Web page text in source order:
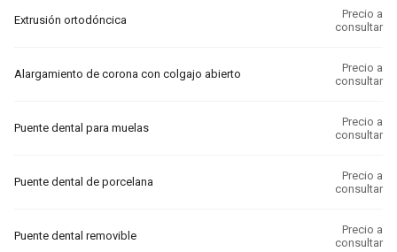
Extrusión ortodóncica
Precio a
consultar
Alargamiento de corona con colgajo abierto
Precio a
consultar
Puente dental para muelas
Precio a
consultar
Puente dental de porcelana
Precio a
consultar
Puente dental removible
Precio a
consultar